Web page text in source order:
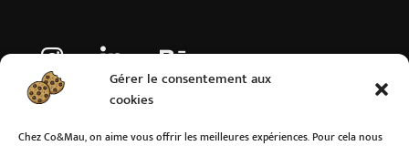
Gérer le consentement aux
cookies
Chez Co&Mau, on aime vous offrir les meilleures expériences. Pour cela nous